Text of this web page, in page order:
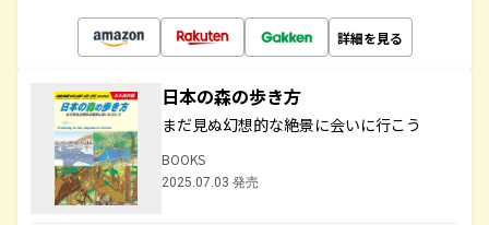
詳細を見る
日本の森の歩き方
まだ見ぬ幻想的な絶景に会いに行こう
BOOKS
2025.07.03 発売